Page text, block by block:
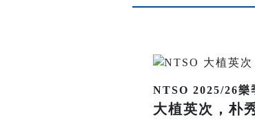
NTSO 2025/26樂
大植英次，朴